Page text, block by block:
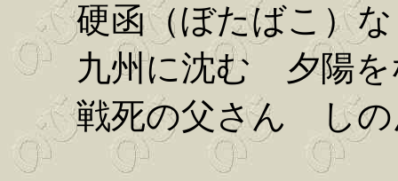
硬函（ぼたばこ）な
九州に沈む 夕陽を
戦死の父さん しの